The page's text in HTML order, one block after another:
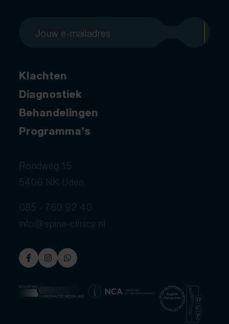
Klachten
Diagnostiek
Behandelingen
Programma’s
Rondweg 15
5406 NK Uden
085 - 760 92 40
info@spine-clinics.nl